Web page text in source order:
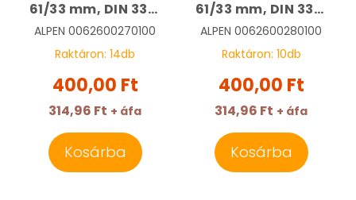
61/33 mm, DIN 338,
HSS, Sprint Master |
ALPEN
ALPEN 0062600270100
Raktáron: 14db
400,00 Ft
314,96 Ft + áfa
Kosárba
61/33 mm, DIN 338,
HSS, Sprint Master |
ALPEN
ALPEN 0062600280100
Raktáron: 10db
400,00 Ft
314,96 Ft + áfa
Kosárba